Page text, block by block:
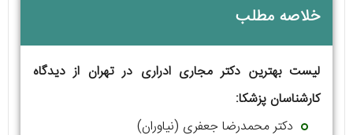
خلاصه مطلب
لیست بهترین دکتر مجاری ادراری در تهران از دیدگاه
کارشناسان پزشکا:
دکتر محمدرضا جعفری (نیاوران)